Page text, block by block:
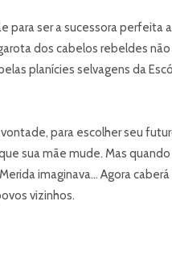
para ser a sucessora perfeita
dos cabelos rebeldes
planícies selvagens da
para escolher seu
sua mãe mude. Mas
imaginava… Agora caberá
vizinhos.